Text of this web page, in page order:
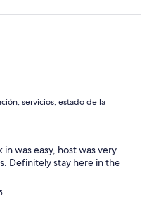
servicios, estado de la
was easy, host was very
Definitely stay here in the